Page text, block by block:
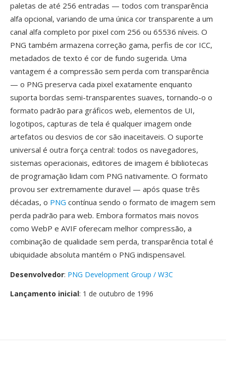
paletas de até 256 entradas — todos com transparência
alfa opcional, variando de uma única cor transparente a um
canal alfa completo por pixel com 256 ou 65536 níveis. O
PNG também armazena correção gama, perfis de cor ICC,
metadados de texto é cor de fundo sugerida. Uma
vantagem é a compressão sem perda com transparência
— o PNG preserva cada pixel exatamente enquanto
suporta bordas semi-transparentes suaves, tornando-o o
formato padrão para gráficos web, elementos de UI,
logotipos, capturas de tela é qualquer imagem onde
artefatos ou desvios de cor são inaceitaveis. O suporte
universal é outra força central: todos os navegadores,
sistemas operacionais, editores de imagem é bibliotecas
de programação lidam com PNG nativamente. O formato
provou ser extremamente duravel — após quase três
décadas, o PNG contínua sendo o formato de imagem sem
perda padrão para web. Embora formatos mais novos
como WebP e AVIF oferecam melhor compressão, a
combinação de qualidade sem perda, transparência total é
ubiquidade absoluta mantém o PNG indispensavel.
Desenvolvedor: PNG Development Group / W3C
Lançamento inicial: 1 de outubro de 1996